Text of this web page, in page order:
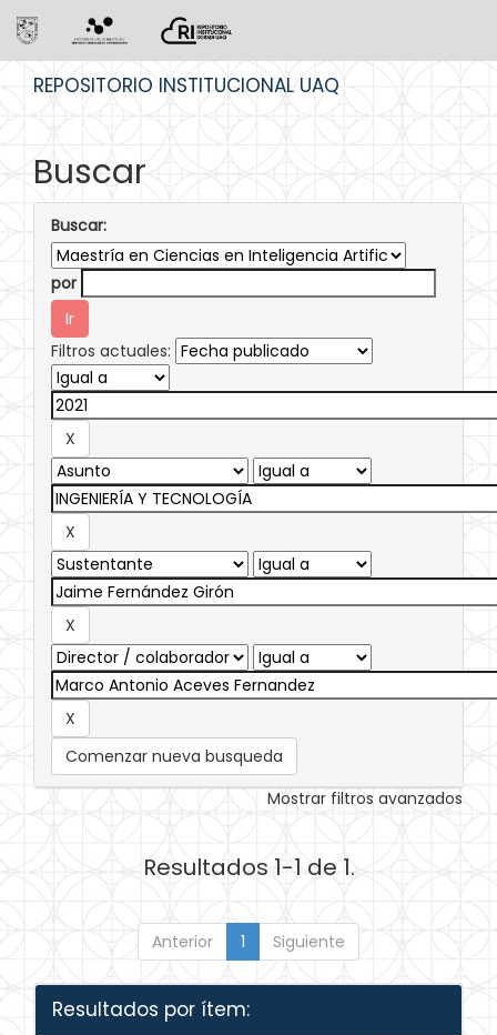
REPOSITORIO INSTITUCIONAL UAQ
Buscar
Buscar:
por
Filtros actuales:
Comenzar nueva busqueda
Mostrar filtros avanzados
Resultados 1-1 de 1.
Anterior 1 Siguiente
Resultados por ítem: